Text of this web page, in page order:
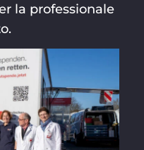
la professionale